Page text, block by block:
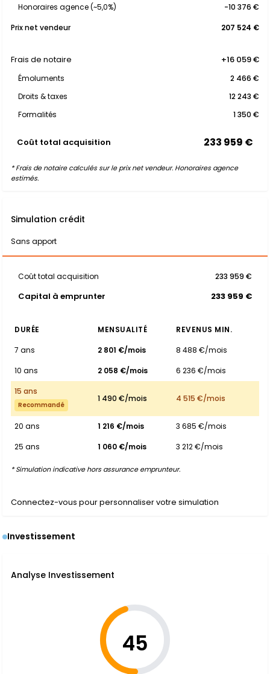
Honoraires agence (~5,0%)
-10 376 €
Prix net vendeur
207 524 €
Frais de notaire +16 059 €
Émoluments
2 466 €
Droits & taxes
12 243 €
Formalités
1 350 €
Coût total acquisition 233 959 €
* Frais de notaire calculés sur le prix net vendeur. Honoraires agence
estimés.
Simulation crédit
Sans apport
Coût total acquisition 233 959 €
Capital à emprunter 233 959 €
DURÉE MENSUALITÉ
REVENUS MIN.
7 ans
2 801 €/mois
8 488 €/mois
10 ans
2 058 €/mois
6 236 €/mois
15 ans
Recommandé
1 490 €/mois 4 515 €/mois
20 ans 1 216 €/mois
3 685 €/mois
25 ans
1 060 €/mois 3 212 €/mois
* Simulation indicative hors assurance emprunteur.
Connectez-vous pour personnaliser votre simulation
Investissement
Analyse Investissement
45